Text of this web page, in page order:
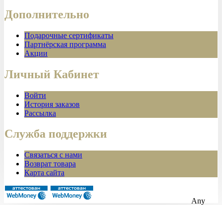
Дополнительно
Подарочные сертификаты
Партнёрская программа
Акции
Личный Кабинет
Войти
История заказов
Рассылка
Служба поддержки
Связаться с нами
Возврат товара
Карта сайта